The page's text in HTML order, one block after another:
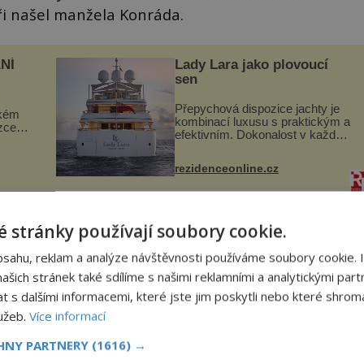
našel manžela Konráda.
Lady Lara jako plovoucí
sen
Přepychová dispozice jachty je
kombinací luxusu s praktickým a
efektivním. Dokonalost v každém
paluby. Monacký přístav nabízí
každoročn...
rezidenceonline.cz
času prohýřil a svoji ženu ještě navíc i bil.
ke strýci. Konrád zabředl do dluhů – a když už
a šel se do lesa oběsit.
stránky používají soubory cookie.
reklam a analýze návštěvnosti používáme soubory cookie.
stránek také sdílíme s našimi reklamními a analytickými
s dalšími informacemi, které jste jim poskytli nebo které
Více informací
PARTNERY (1616) →